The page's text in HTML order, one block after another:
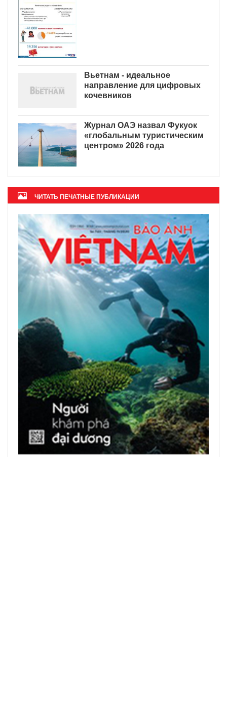
Вьетнам - идеальное
направление для цифровых
кочевников
Журнал ОАЭ назвал Фукуок
«глобальным туристическим
центром» 2026 года
ЧИТАТЬ ПЕЧАТНЫЕ ПУБЛИКАЦИИ